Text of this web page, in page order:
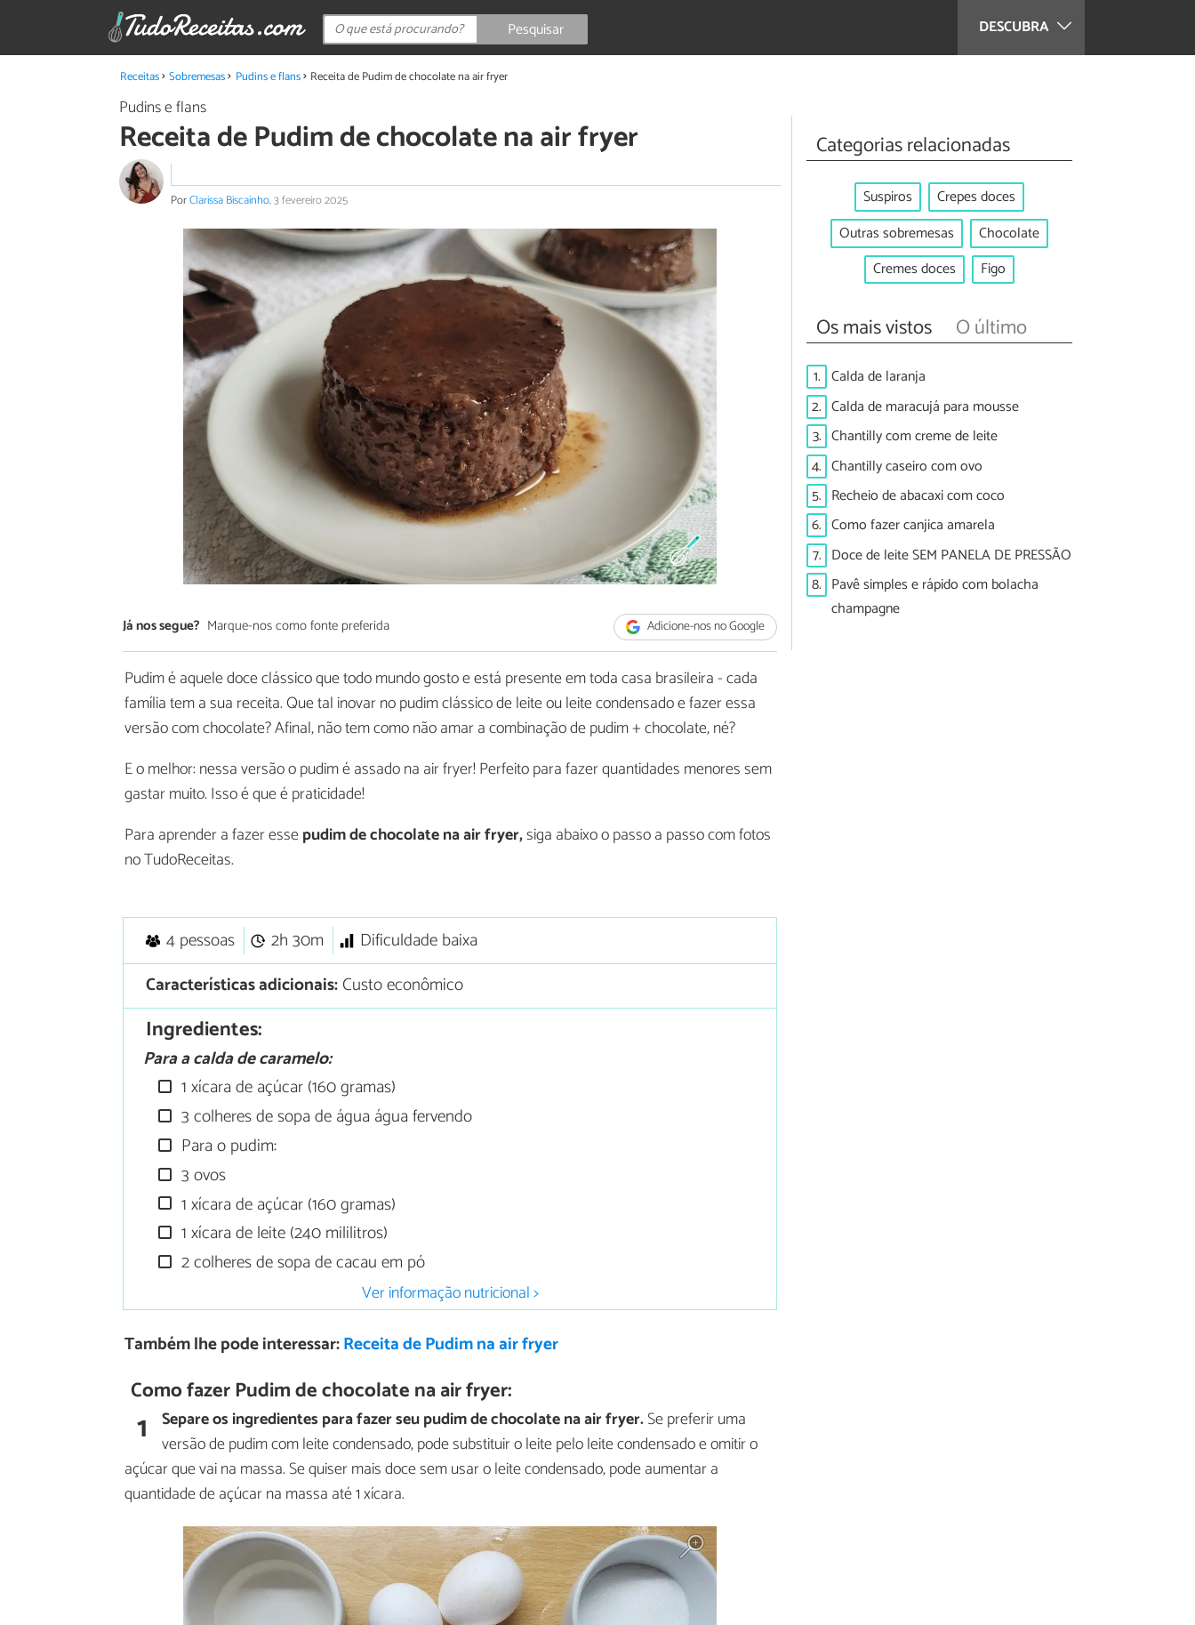
DESCUBRA
Pesquisar
Receitas Sobremesas Pudins e flans Receita de Pudim de chocolate na air fryer
Pudins e flans
Receita de Pudim de chocolate na air fryer
PorClarissa Biscainho.3 fevereiro 2025
Já nos segue? Marque-nos como fonte preferida Adicione-nos no Google
Pudim é aquele doce clássico que todo mundo gosto e está presente em toda casa brasileira - cada
família tem a sua receita. Que tal inovar no pudim clássico de leite ou leite condensado e fazer essa
versão com chocolate? Afinal, não tem como não amar a combinação de pudim + chocolate, né?
E o melhor: nessa versão o pudim é assado na air fryer! Perfeito para fazer quantidades menores sem
gastar muito. Isso é que é praticidade!
Para aprender a fazer essepudim de chocolate na air fryer,siga abaixo o passo a passo com fotos
no TudoReceitas.
4 pessoas 2h 30m
Dificuldade baixa
Características adicionais:Custo econômico
Ingredientes:
Para a calda de caramelo:
1 xícara de açúcar (160 gramas)
3 colheres de sopa de água água fervendo
Para o pudim:
3 ovos
1 xícara de açúcar (160 gramas)
1 xícara de leite (240 mililitros)
2 colheres de sopa de cacau em pó
Ver informação nutricional >
Também lhe pode interessar:Receita de Pudim na air fryer
Como fazer Pudim de chocolate na air fryer:
1 Separe os ingredientes para fazer seu pudim de chocolate na air fryer.Se preferir uma
versão de pudim com leite condensado, pode substituir o leite pelo leite condensado e omitir o
açúcar que vai na massa. Se quiser mais doce sem usar o leite condensado, pode aumentar a
quantidade de açúcar na massa até 1 xícara.
Categorias relacionadas
Suspiros
Crepes doces
Outras sobremesas
Chocolate
Cremes doces
Figo
Os mais vistos O último
1. Calda de laranja
2. Calda de maracujá para mousse
3. Chantilly com creme de leite
4. Chantilly caseiro com ovo
5. Recheio de abacaxi com coco
6. Como fazer canjica amarela
7. Doce de leite SEM PANELA DE PRESSÃO
8. Pavê simples e rápido com bolacha
champagne